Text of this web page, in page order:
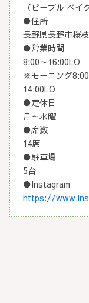
（ピープル ベイ
●住所
長野県長野市桜
●営業時間
8:00～16:00LO
※モーニング
14:00LO
●定休日
月～水曜
●席数
14席
●駐車場
5台
●Instagram
https://